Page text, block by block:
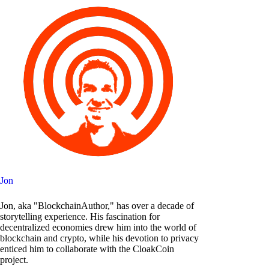
Jon
Jon, aka "BlockchainAuthor," has over a decade of
storytelling experience. His fascination for
decentralized economies drew him into the world of
blockchain and crypto, while his devotion to privacy
enticed him to collaborate with the CloakCoin
project.